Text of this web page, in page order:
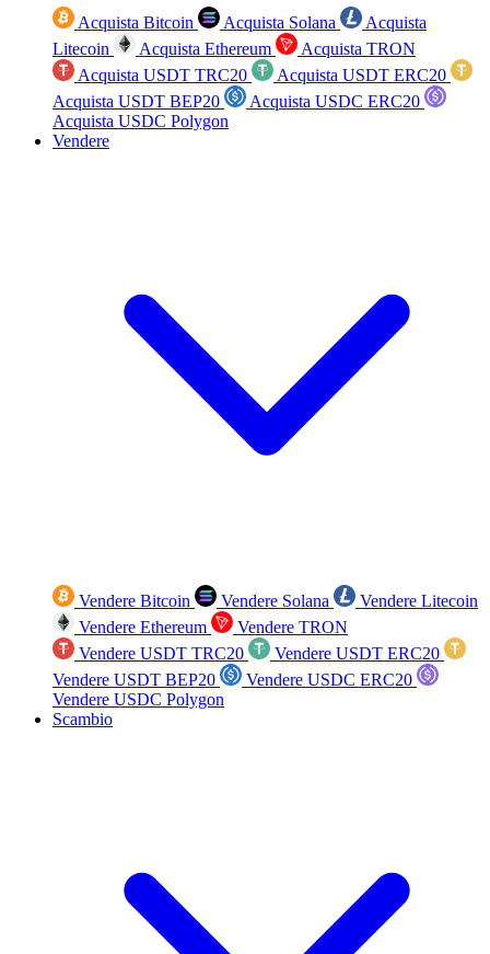
Acquista Bitcoin Acquista Solana
Acquista
Litecoin
Acquista Ethereum
Acquista TRON
Acquista USDT TRC20
Acquista USDT ERC20
Acquista USDT BEP20
Acquista USDC ERC20
Acquista USDC Polygon
Vendere
Vendere Bitcoin Vendere Solana
Vendere Litecoin
Vendere Ethereum
Vendere TRON
Vendere USDT TRC20
Vendere USDT ERC20
Vendere USDT BEP20
Vendere USDC ERC20
Vendere USDC Polygon
Scambio